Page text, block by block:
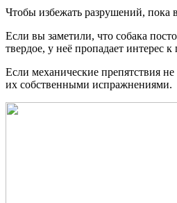
Чтобы избежать разрушений, пока
Если вы заметили, что собака
твердое, у неё пропадает интерес
Если механические препятствия
их собственными испражнениями.